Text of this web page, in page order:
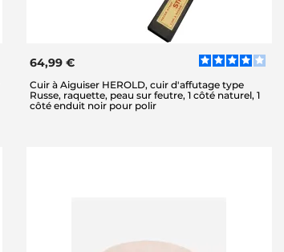
64,99 €
Cuir à Aiguiser HEROLD, cuir d'affutage type
Russe, raquette, peau sur feutre, 1 côté naturel, 1
côté enduit noir pour polir